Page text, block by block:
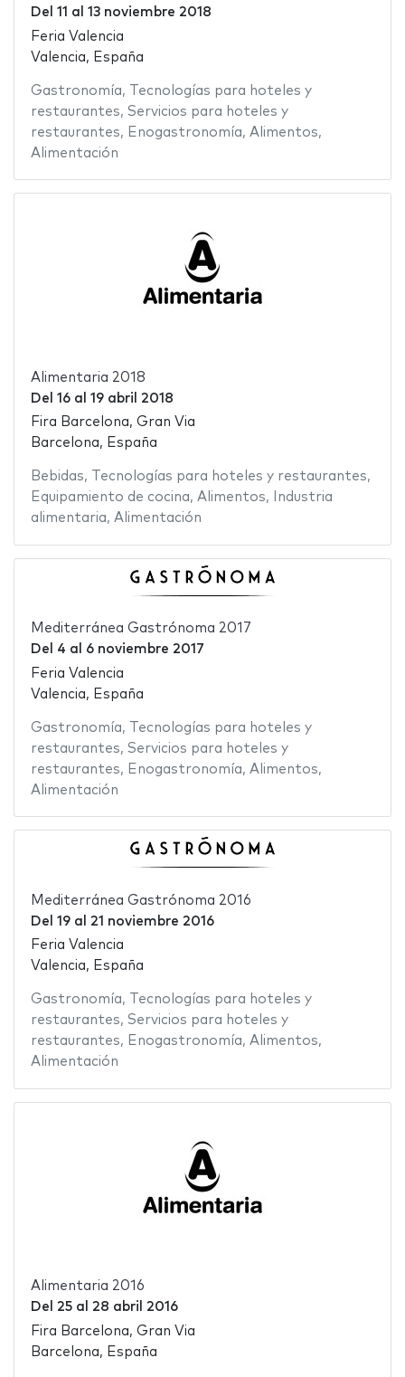
Del 11 al 13 noviembre 2018
Feria Valencia
Valencia, España
Gastronomía,
Tecnologías para hoteles y
restaurantes, Servicios para hoteles y
restaurantes, Enogastronomía, Alimentos,
Alimentación
Alimentaria 2018
Del 16al 19 abril 2018
Fira Barcelona, Gran Via
Barcelona, España
Bebidas, Tecnologías para hoteles y restaurantes,
Equipamiento de cocina, Alimentos,
Industria
alimentaria, Alimentación
Mediterránea Gastrónoma 2017
Del 4 al 6 noviembre 2017
Feria Valencia
Valencia, España
Gastronomía,
Tecnologías para hoteles y
restaurantes, Servicios para hoteles y
restaurantes, Enogastronomía, Alimentos,
Alimentación
Mediterránea Gastrónoma 2016
Del 19al 21 noviembre 2016
Feria Valencia
Valencia, España
Gastronomía,
Tecnologías para hoteles y
restaurantes, Servicios para hoteles y
restaurantes, Enogastronomía, Alimentos,
Alimentación
Alimentaria 2016
Del 25al 28 abril 2016
Fira Barcelona, Gran Via
Barcelona, España